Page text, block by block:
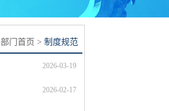
部门首页 > 制度规范
2026-03-19
2026-02-17